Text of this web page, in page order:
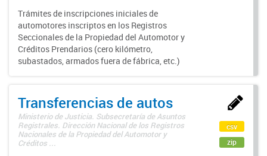
Trámites de inscripciones iniciales de
automotores inscriptos en los Registros
Seccionales de la Propiedad del Automotor y
Créditos Prendarios (cero kilómetro,
subastados, armados fuera de fábrica, etc.)
Transferencias de autos
Ministerio de Justicia. Subsecretaría de Asuntos
Registrales. Dirección Nacional de los Registros
Nacionales de la Propiedad del Automotor y
Créditos ...
csv
zip